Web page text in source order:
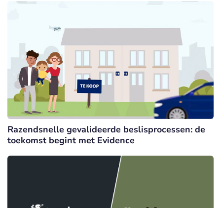
Razendsnelle gevalideerde beslisprocessen: de
toekomst begint met Evidence